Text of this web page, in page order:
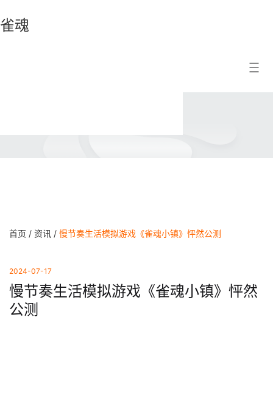
雀魂
首页 / 资讯 / 慢节奏生活模拟游戏《雀魂小镇》怦然公测
2024-07-17
慢节奏生活模拟游戏《雀魂小镇》怦然
公测